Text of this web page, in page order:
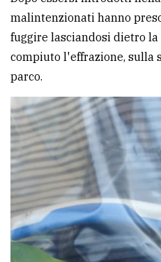
policy
malintenzionati hanno
fuggire lasciandosi dietro
compiuto l'effrazione, sulla
parco.